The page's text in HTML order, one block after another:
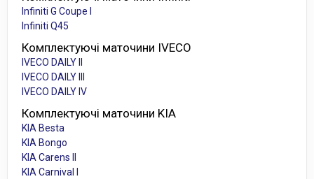
Infiniti G Coupe I
Infiniti Q45
Комплектуючі маточини IVECO
IVECO DAILY II
IVECO DAILY III
IVECO DAILY IV
Комплектуючі маточини KIA
KIA Besta
KIA Bongo
KIA Carens II
KIA Carnival I